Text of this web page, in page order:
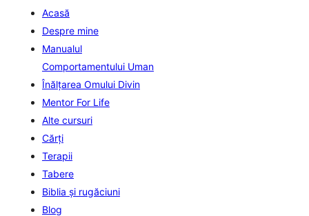
Acasă
Despre mine
Manualul
Comportamentului Uman
Înălţarea Omului Divin
Mentor For Life
Alte cursuri
Cărți
Terapii
Tabere
Biblia şi rugăciuni
Blog